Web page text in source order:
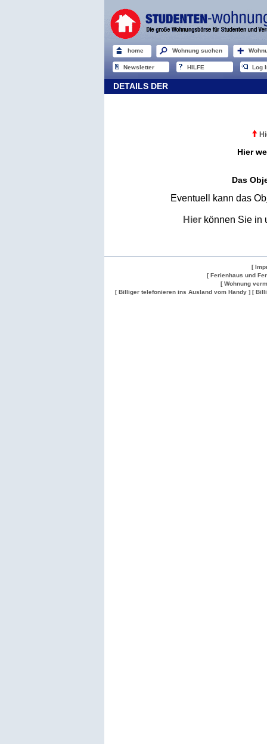
home Wohnung suchen
Newsletter HILFE Log
DETAILS DER
Hier
Das
Eventuell kann das
Hier können Sie in
[
[ Ferienhaus und
[ Wohnung
[ Billiger telefonieren ins Ausland vom Handy ] [